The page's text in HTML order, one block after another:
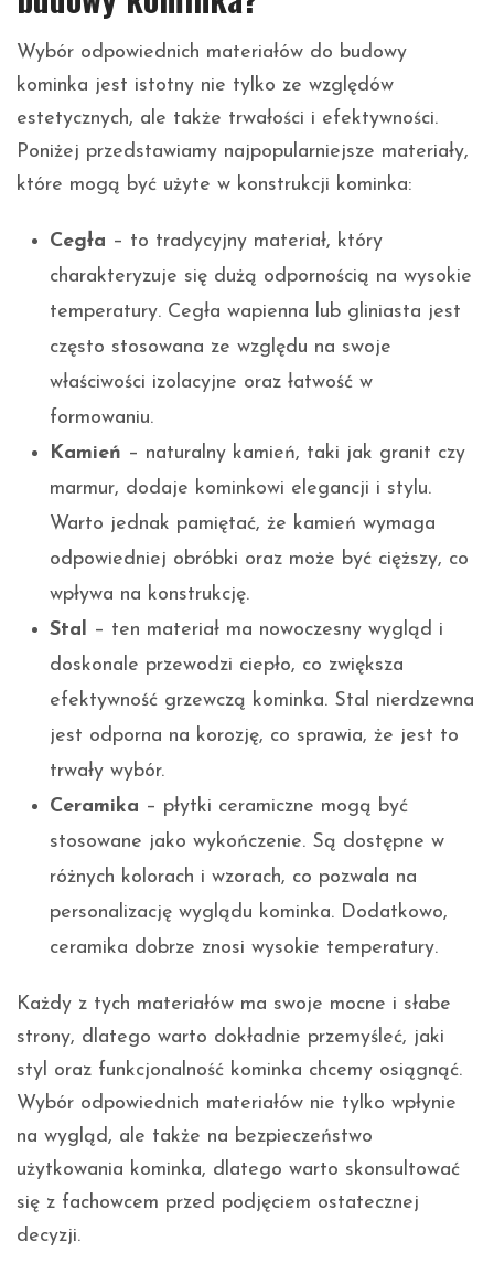
Wybór odpowiednich materiałów do budowy
kominka jest istotny nie tylko ze względów
estetycznych, ale także trwałości i efektywności.
Poniżej przedstawiamy najpopularniejsze materiały,
które mogą być użyte w konstrukcji kominka:
Cegła – to tradycyjny materiał, który
charakteryzuje się dużą odpornością na wysokie
temperatury. Cegła wapienna lub gliniasta jest
często stosowana ze względu na swoje
właściwości izolacyjne oraz łatwość w
formowaniu.
Kamień – naturalny kamień, taki jak granit czy
marmur, dodaje kominkowi elegancji i stylu.
Warto jednak pamiętać, że kamień wymaga
odpowiedniej obróbki oraz może być cięższy, co
wpływa na konstrukcję.
Stal – ten materiał ma nowoczesny wygląd i
doskonale przewodzi ciepło, co zwiększa
efektywność grzewczą kominka. Stal nierdzewna
jest odporna na korozję, co sprawia, że jest to
trwały wybór.
Ceramika – płytki ceramiczne mogą być
stosowane jako wykończenie. Są dostępne w
różnych kolorach i wzorach, co pozwala na
personalizację wyglądu kominka. Dodatkowo,
ceramika dobrze znosi wysokie temperatury.
Każdy z tych materiałów ma swoje mocne i słabe
strony, dlatego warto dokładnie przemyśleć, jaki
styl oraz funkcjonalność kominka chcemy osiągnąć.
Wybór odpowiednich materiałów nie tylko wpłynie
na wygląd, ale także na bezpieczeństwo
użytkowania kominka, dlatego warto skonsultować
się z fachowcem przed podjęciem ostatecznej
decyzji.